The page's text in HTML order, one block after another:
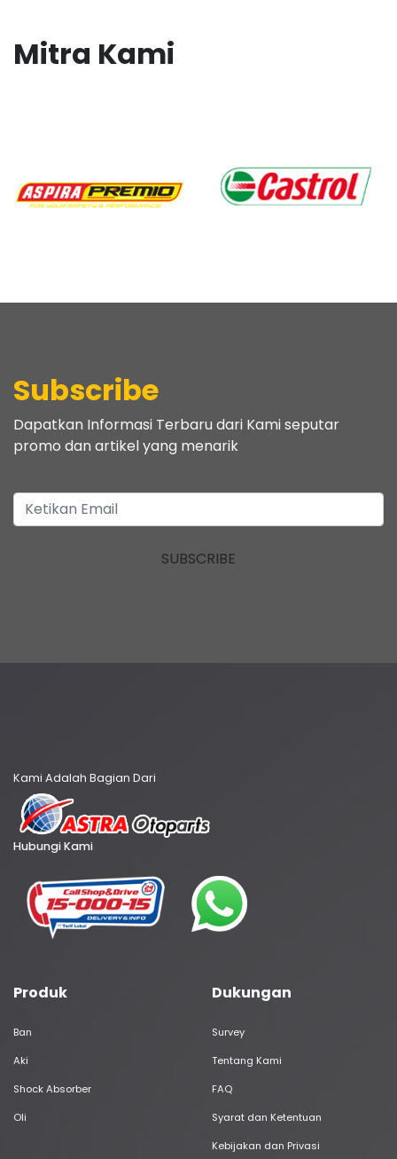
Mitra Kami
Subscribe
Dapatkan Informasi Terbaru dari Kami seputar
promo dan artikel yang menarik
SUBSCRIBE
Kami Adalah Bagian Dari
Hubungi Kami
Produk
Ban
Aki
Shock Absorber
Oli
Dukungan
Survey
Tentang Kami
FAQ
Syarat dan Ketentuan
Kebijakan dan Privasi